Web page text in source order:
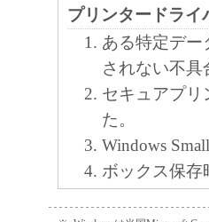
プリンタードライ
ある特定デー
されない不具
セキュアプリ
た。
Windows
ボックス保存